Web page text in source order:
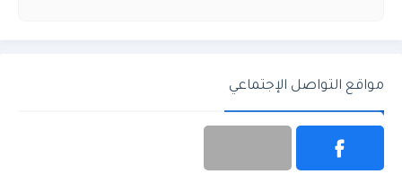
مواقع التواصل الإجتماعي